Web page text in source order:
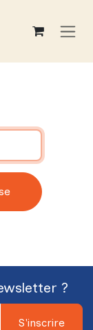
?
S'inscrire